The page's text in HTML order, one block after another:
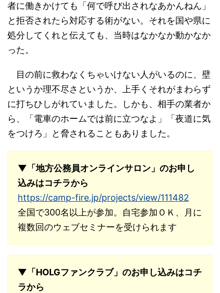
者に働きかけても「何で呼び出されなあかんねん」
と拒否されたら対応する術がない。それを国や県に
処分してくれと伝えても、当時はなかなか動かなか
った。
目の前に救わなくちゃいけない人がいるのに、壁
というか理不尽さというか、上手くそれがまわらず
に打ちひしがれていました。しかも、相手の業者か
ら、「電車のホームでは前に立つなよ」「夜道に気
をつけろ」と脅されることもありました。
▼「地方公務員オンラインサロン」のお申し
込みはコチラから
https://camp-fire.jp/projects/view/111482
全国で300名以上が参加。自宅参加ＯＫ、月に
複数回のウェブセミナーを受けられます
▼「HOLGファンクラブ」のお申し込みはコチ
ラから